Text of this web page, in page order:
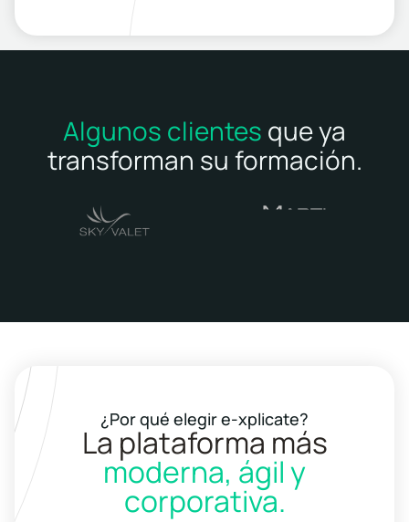
Algunos clientes que ya
transforman su formación.
¿Por qué elegir e-xplicate?
La plataforma más
moderna, ágil y
corporativa.